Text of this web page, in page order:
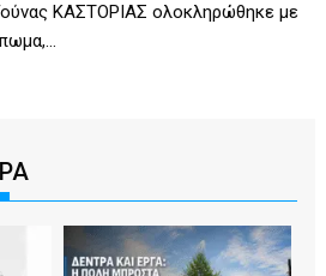
ΚΑΣΤΟΡΙΑΣ ολοκληρώθηκε με